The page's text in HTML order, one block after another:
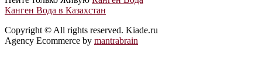
Канген Вода в Казахстан
Copyright © All rights reserved. Kiade.ru
Agency Ecommerce by mantrabrain